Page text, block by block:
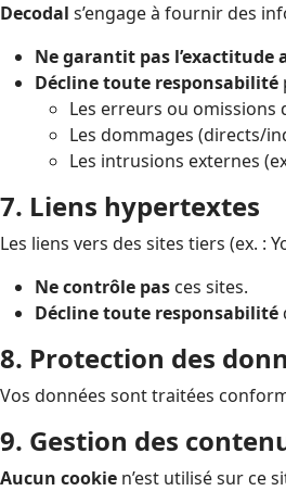
Decodal s’engage à fournir des
Ne garantit pas l’exactitude
Décline toute responsabilité
Les erreurs ou omissions
Les dommages (directs/
Les intrusions externes
7. Liens hypertextes
Les liens vers des sites tiers (ex. :
Ne contrôle pas ces sites.
Décline toute responsabilité
8. Protection des
Vos données sont traitées
9. Gestion des
Aucun cookie n’est utilisé sur ce